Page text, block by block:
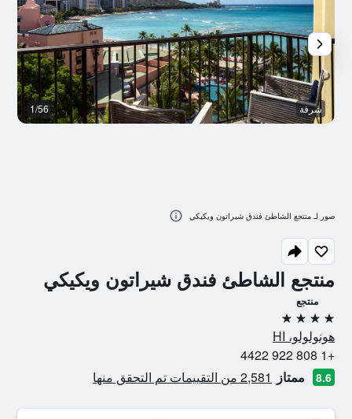
منتجع الشاطئ فندق شيراتون ويكيكي
منتجع
4 نجوم
هونولولو، HI
+1 808 922 4422
8.6 ممتاز 2,581 من التقييمات تم التحقق منها
شرفة 1/56
صور لـ منتجع الشاطئ فندق شيراتون ويكيكي